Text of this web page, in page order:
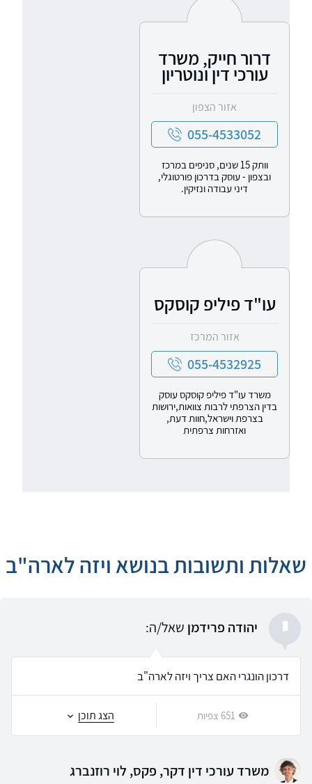
דרור חייק, משרד
עורכי דין ונוטריון
אזור הצפון
055-4533052
וותק 15 שנים, סניפים במרכז
ובצפון - עוסק בדרכון פורטוגלי,
דיני עבודה ונזיקין.
עו"ד פיליפ קוסקס
אזור המרכז
055-4532925
משרד עו"ד פיליפ קוסקס עוסק
בדין הצרפתי לרבות צוואות,ירושות
בצרפת וישראל,חוות דעת,
ואזרחות צרפתית
שאלות ותשובות בנושא ויזה לארה"ב
י יהודה פרידמן שאל/ה:
דרכון הונגרי האם צריך ויזה לארה"ב
651 צפיות הצג תוכן
משרד עורכי דין דקר, פקס, לוי רוזנברג